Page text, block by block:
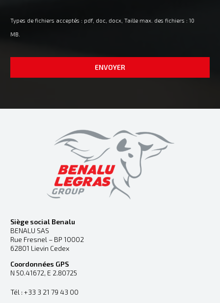
Types de fichiers acceptés : pdf, doc, docx, Taille max. des fichiers : 10
MB.
Siège social Benalu
BENALU SAS
Rue Fresnel – BP 10002
62801 Lievin Cedex
Coordonnées GPS
N 50.41672, E 2.80725
Tél : +33 3 21 79 43 00